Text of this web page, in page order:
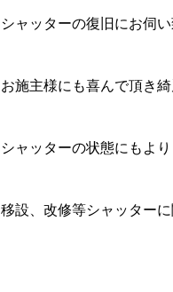
シャッターの復旧にお伺
お施主様にも喜んで頂き
シャッターの状態にもより
移設、改修等シャッター